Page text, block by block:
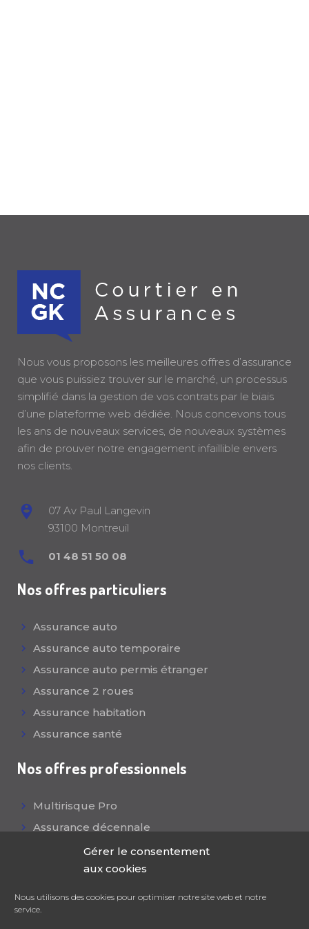
Gérer le consentement
aux cookies
Nous utilisons des cookies pour optimiser notre site web et notre
service.
Nous vous proposons les meilleures offres d’assurance
que vous puissiez trouver sur le marché, un processus
simplifié dans la gestion de vos contrats par le biais
d’une plateforme web dédiée. Nous concevons tous
les ans de nouveaux services, de nouveaux systèmes
afin de prouver notre engagement infaillible envers
nos clients.
07 Av Paul Langevin
93100 Montreuil
01 48 51 50 08
Nos offres particuliers
Assurance auto
Assurance auto temporaire
Assurance auto permis étranger
Assurance 2 roues
Assurance habitation
Assurance santé
Nos offres professionnels
Multirisque Pro
Assurance décennale
Responsabilité civile
Mutuelle collective